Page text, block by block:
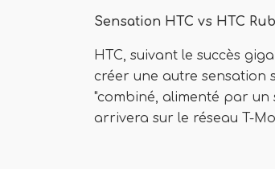
Sensation HTC vs HTC
HTC, suivant le succès
créer une autre sensation
"combiné, alimenté par un
arrivera sur le réseau T-